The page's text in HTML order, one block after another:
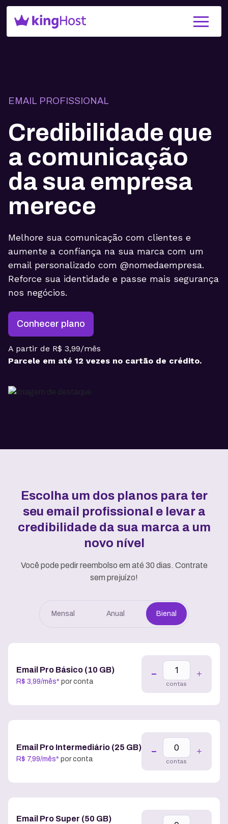
EMAIL PROFISSIONAL
Credibilidade que
a comunicação
da sua empresa
merece
Melhore sua comunicação com clientes e
aumente a confiança na sua marca com um
email personalizado com @nomedaempresa.
Reforce sua identidade e passe mais segurança
nos negócios.
Conhecer plano
A partir de R$ 3,99/mês
Parcele em até 12 vezes no cartão de crédito.
Escolha um dos planos para ter
seu email profissional e levar a
credibilidade da sua marca a um
novo nível
Você pode pedir reembolso em até 30 dias. Contrate
sem prejuízo!
Mensal Anual Bienal
Email Pro Básico (10 GB)
R$ 3,99/mês* por conta contas
Email Pro Intermediário (25 GB)
R$ 7,99/mês* por conta contas
Email Pro Super (50 GB)